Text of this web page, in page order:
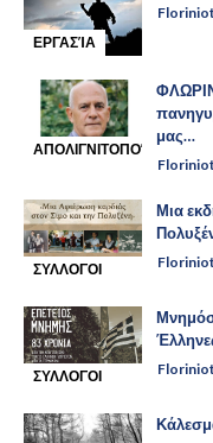
ΕΡΓΑΣΊΑ
ΑΠΟΛΙΓΝΙΤΟΠΟΊΗΣΗ
μας…
ΣΥΛΛΟΓΟΙ
Μια
ΣΥΛΛΟΓΟΙ